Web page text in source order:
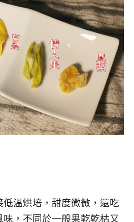
溫烘培，甜度微微，還吃
，不同於一般果乾乾枯又